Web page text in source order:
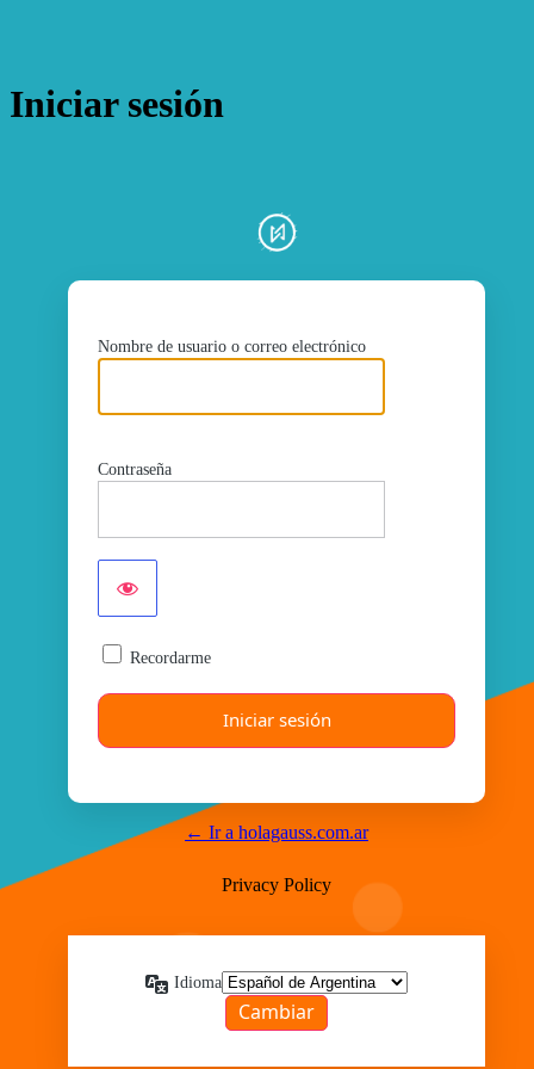
Iniciar sesión
Nombre de usuario o correo electrónico
Contraseña
Recordarme
← Ir a holagauss.com.ar
Privacy Policy
Idioma